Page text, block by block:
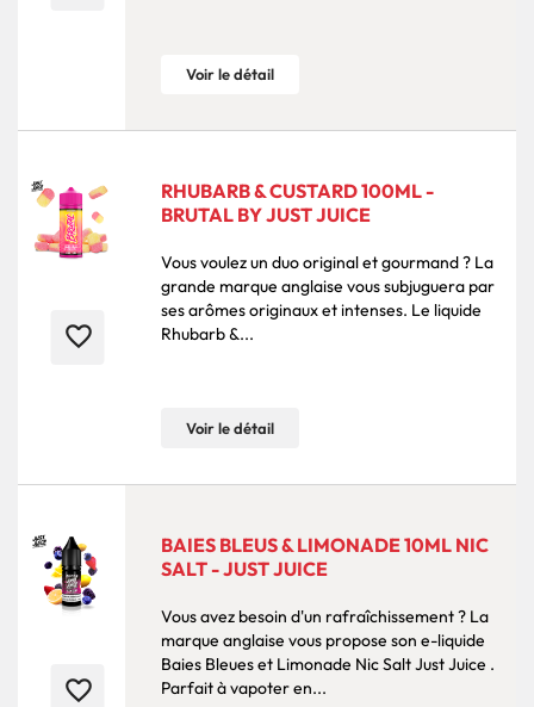
Voir le détail
favorite_border
RHUBARB & CUSTARD 100ML -
BRUTAL BY JUST JUICE
Vous voulez un duo original et gourmand ? La
grande marque anglaise vous subjuguera par
ses arômes originaux et intenses. Le liquide
Rhubarb &...
Voir le détail
favorite_border
BAIES BLEUS & LIMONADE 10ML NIC
SALT - JUST JUICE
Vous avez besoin d'un rafraîchissement ? La
marque anglaise vous propose son e-liquide
Baies Bleues et Limonade Nic Salt Just Juice .
Parfait à vapoter en...